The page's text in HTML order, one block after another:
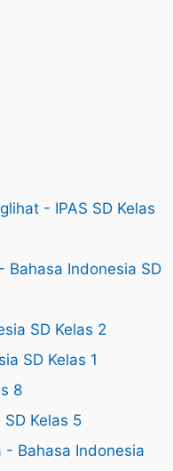
- IPAS SD Kelas
Indonesia SD
SD Kelas 2
SD Kelas 1
8
Kelas 5
- Bahasa Indonesia